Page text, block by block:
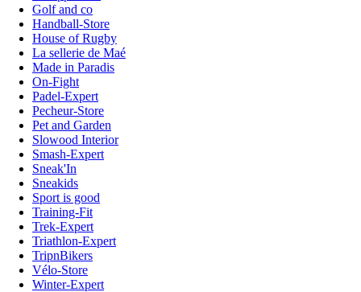
Golf and co
Handball-Store
House of Rugby
La sellerie de Maé
Made in Paradis
On-Fight
Padel-Expert
Pecheur-Store
Pet and Garden
Slowood Interior
Smash-Expert
Sneak'In
Sneakids
Sport is good
Training-Fit
Trek-Expert
Triathlon-Expert
TripnBikers
Vélo-Store
Winter-Expert